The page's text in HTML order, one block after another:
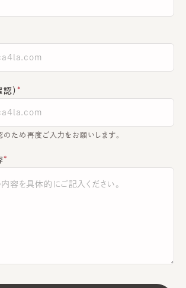
認）
ため再度ご入力をお願いします。